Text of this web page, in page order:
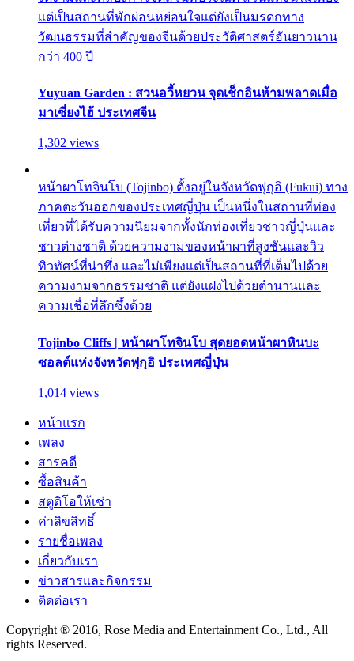
แต่เป็นสถานที่พักผ่อนหย่อนใจแต่ยังเป็นมรดกทาง
วัฒนธรรมที่สำคัญของจีนด้วยประวัติศาสตร์อันยาวนาน
กว่า 400 ปี
Yuyuan Garden : สวนอวี้หยวน จุดเช็กอินห้ามพลาดเมื่อ
มาเซี่ยงไฮ้ ประเทศจีน
1,302 views
หน้าผาโทจินโบ (Tojinbo) ตั้งอยู่ในจังหวัดฟุกุอิ (Fukui) ทาง
ภาคตะวันออกของประเทศญี่ปุ่น เป็นหนึ่งในสถานที่ท่อง
เที่ยวที่ได้รับความนิยมจากทั้งนักท่องเที่ยวชาวญี่ปุ่นและ
ชาวต่างชาติ ด้วยความงามของหน้าผาที่สูงชันและวิว
ทิวทัศน์ที่น่าทึ่ง และไม่เพียงแต่เป็นสถานที่ที่เต็มไปด้วย
ความงามจากธรรมชาติ แต่ยังแฝงไปด้วยตำนานและ
ความเชื่อที่ลึกซึ้งด้วย
Tojinbo Cliffs | หน้าผาโทจินโบ สุดยอดหน้าผาหินบะ
ซอลต์แห่งจังหวัดฟุกุอิ ประเทศญี่ปุ่น
1,014 views
หน้าแรก
เพลง
สารคดี
ซื้อสินค้า
สตูดิโอให้เช่า
ค่าลิขสิทธิ์
รายชื่อเพลง
เกี่ยวกับเรา
ข่าวสารและกิจกรรม
ติดต่อเรา
Copyright ® 2016, Rose Media and Entertainment Co., Ltd., All
rights Reserved.